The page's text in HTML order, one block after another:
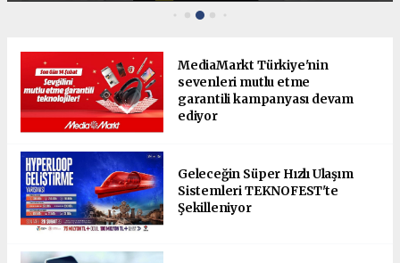
MediaMarkt Türkiye'nin
sevenleri mutlu etme
garantili kampanyası devam
ediyor
Geleceğin Süper Hızlı Ulaşım
Sistemleri TEKNOFEST'te
Şekilleniyor